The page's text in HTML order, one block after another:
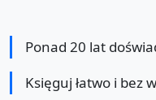
Ponad 20 lat
Księguj łatwo i bez